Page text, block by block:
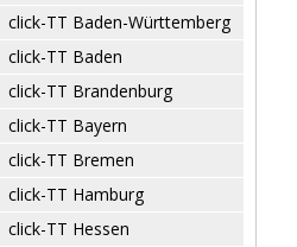
click-TT Baden-Württemberg
click-TT Baden
click-TT Brandenburg
click-TT Bayern
click-TT Bremen
click-TT Hamburg
click-TT Hessen